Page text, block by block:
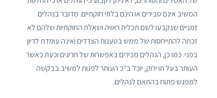
המשיב אינם סבירים או הינם בלתי חוקתיים. מדובר בנהלים
זמניים שנקבעו לשם תכלית ראויה ושאלת החוקתיות שלהם לא
זכתה להתייחסות של ממש בטענות הצדדים ואינה עומדת לדיון
בפני. כמו כן, הנהלים מכירים באפשרות של חריגים וכעת כאשר
העותר בעל תו ירוק, יוכל ב"כ העותר לפנות למשיב בבקשה
למפגש פתוח בהתאם לנהלים.